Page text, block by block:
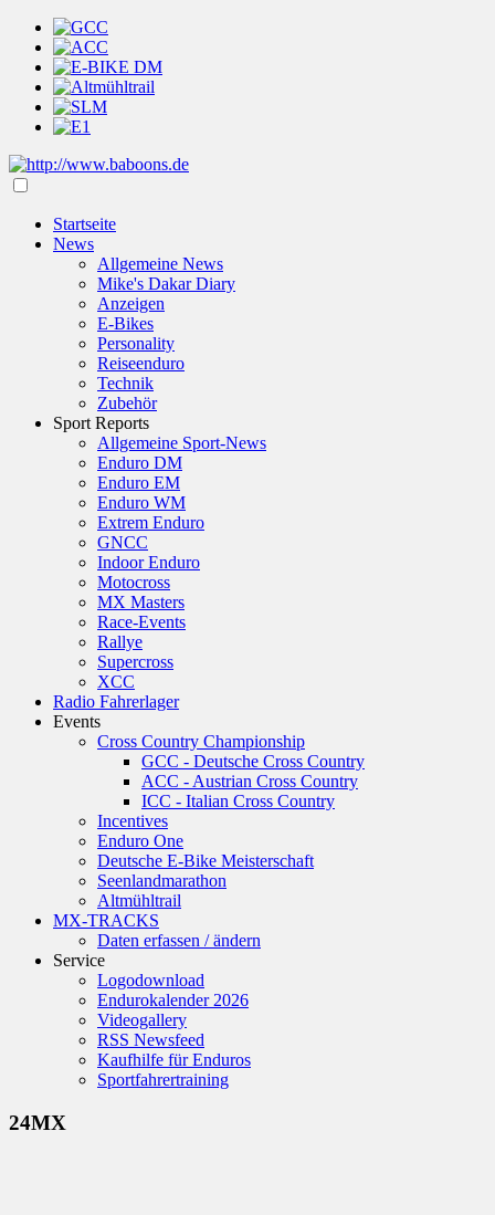
Startseite
News
Allgemeine News
Mike's Dakar Diary
Anzeigen
E-Bikes
Personality
Reiseenduro
Technik
Zubehör
Sport Reports
Allgemeine Sport-News
Enduro DM
Enduro EM
Enduro WM
Extrem Enduro
GNCC
Indoor Enduro
Motocross
MX Masters
Race-Events
Rallye
Supercross
XCC
Radio Fahrerlager
Events
Cross Country Championship
GCC - Deutsche Cross Country
ACC - Austrian Cross Country
ICC - Italian Cross Country
Incentives
Enduro One
Deutsche E-Bike Meisterschaft
Seenlandmarathon
Altmühltrail
MX-TRACKS
Daten erfassen / ändern
Service
Logodownload
Endurokalender 2026
Videogallery
RSS Newsfeed
Kaufhilfe für Enduros
Sportfahrertraining
24MX